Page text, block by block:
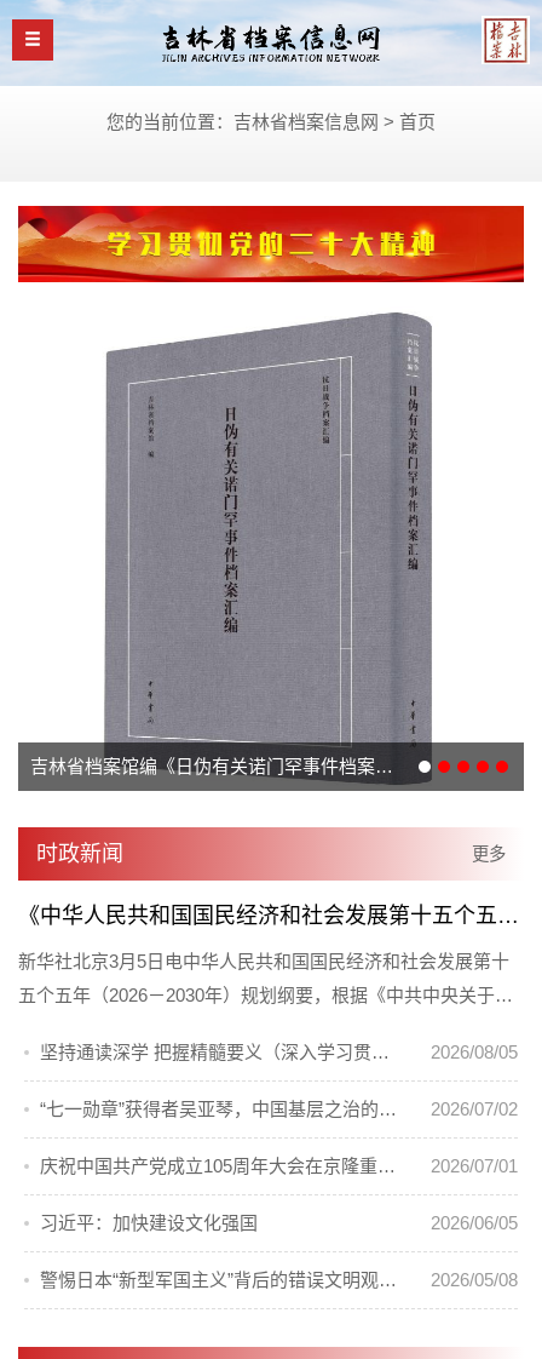
您的当前位置：吉林省档案信息网 > 首页
吉林省档案馆编《日伪有关诺门罕事件档案汇编》出版发行
时政新闻 更多
《中华人民共和国国民经济和社会发展第十五个五年规划纲要（草案）》摘要
新华社北京3月5日电中华人民共和国国民经济和社会发展第十
五个五年（2026－2030年）规划纲要，根据《中共中央关于制
坚持通读深学 把握精髓要义（深入学习贯彻习近平新时代中国特色社会主义思想 《习近平谈治国理政》第一至五卷通读）
2026/08/05
“七一勋章”获得者吴亚琴，中国基层之治的答卷人 2026/07/02
庆祝中国共产党成立105周年大会在京隆重举行 2026/07/01
习近平：加快建设文化强国 2026/06/05
警惕日本“新型军国主义”背后的错误文明观（国际论坛） 2026/05/08